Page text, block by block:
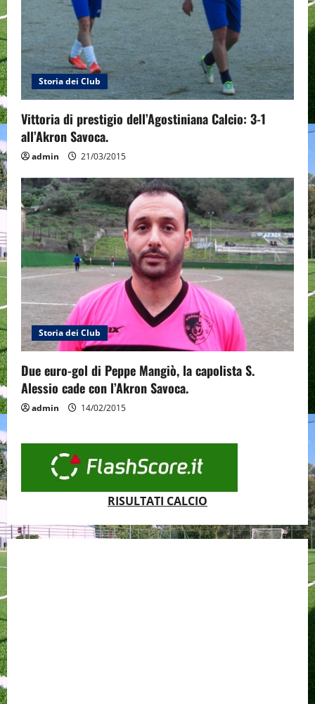
Storia dei Club
Vittoria di prestigio dell’Agostiniana Calcio: 3-1
all’Akron Savoca.
admin 21/03/2015
Storia dei Club
Due euro-gol di Peppe Mangiò, la capolista S.
Alessio cade con l’Akron Savoca.
admin 14/02/2015
RISULTATI CALCIO